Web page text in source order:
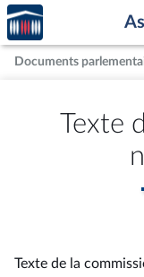
Aller au contenu
Aller en bas de la
Accèder
à la
page
d'accueil
Documents
Texte
Texte de la